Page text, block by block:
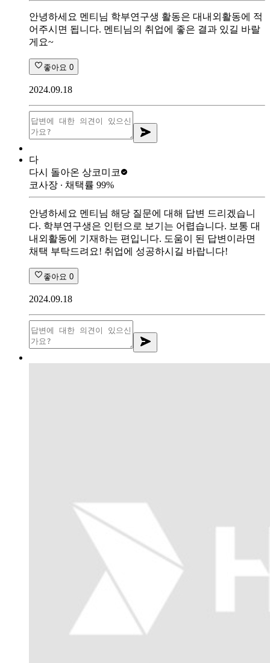
안녕하세요 멘티님 학부연구생 활동은 대내외활동에 적
어주시면 됩니다. 멘티님의 취업에 좋은 결과 있길 바랄
게요~
좋아요 0
2024.09.18
다
다시 돌아온 상코미코
코사장 ∙ 채택률 99%
안녕하세요 멘티님 해당 질문에 대해 답변 드리겠습니
다. 학부연구생은 인턴으로 보기는 어렵습니다. 보통 대
내외활동에 기재하는 편입니다. 도움이 된 답변이라면
채택 부탁드려요! 취업에 성공하시길 바랍니다!
좋아요 0
2024.09.18